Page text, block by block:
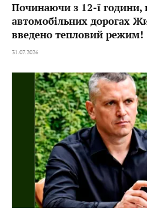
Починаючи з 12-ї години,
автомобільних дорогах
введено тепловий режим!
31.07.2026